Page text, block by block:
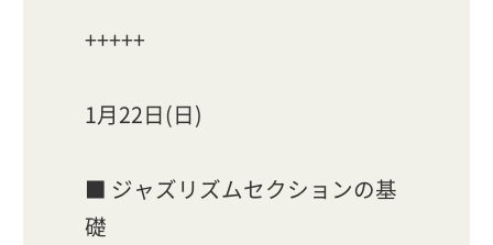
+++++
1月22日(日)
■ ジャズリズムセクションの基
礎